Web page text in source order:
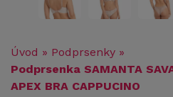
Úvod » Podprsenky »
Podprsenka SAMANTA
APEX BRA CAPPUCINO